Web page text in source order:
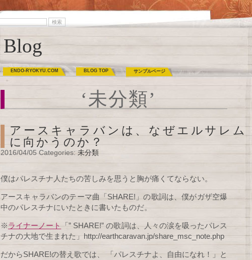
Blog
ENDO-RYOKYU.COM BLOG TOP サンプルページ
‘未分類’
アースキャラバンは、なぜエルサレム
に向かうのか？
2016/04/05 Categories: 未分類
僕はパレスチナ人たちの苦しみを思うと胸が痛くてならない。
アースキャラバンのテーマ曲「SHARE!」の歌詞は、僕がガザ空爆
中のパレスチナにいたときに書いたものだ。
※ライナーノート
「” SHARE!” の歌詞は、人々の涙を吸ったパレス
チナの大地で生まれた」http://earthcaravan.jp/share_msc_note.php
だからSHARE!の替え歌では、 「パレスチナよ、自由になれ！」と